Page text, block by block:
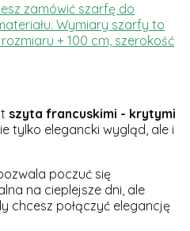
zamówić szarfę do
Wymiary szarfy to
+ 100 cm, szerokość
szyta francuskimi - krytymi
tylko elegancki wygląd, ale i
poczuć się
na cieplejsze dni, ale
chcesz połączyć elegancję